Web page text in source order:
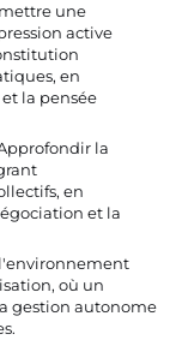
une
active
en
la pensée
la
en
et la
où un
gestion autonome